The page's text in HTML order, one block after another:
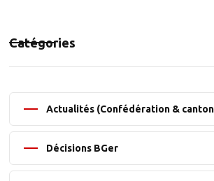
Catégories
Actualités (Confédération &
Décisions BGer